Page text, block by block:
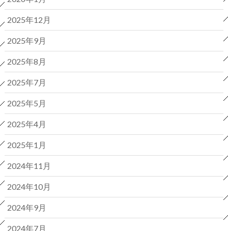
2025年12月
2025年9月
2025年8月
2025年7月
2025年5月
2025年4月
2025年1月
2024年11月
2024年10月
2024年9月
2024年7月